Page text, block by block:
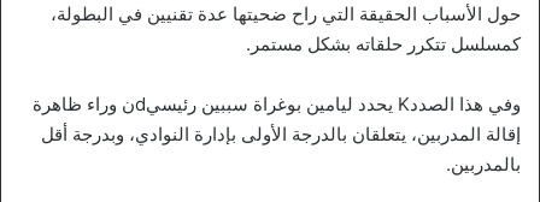
حول الأسباب الحقيقة التي راح ضحيتها عدة تقنيين في البطولة،
كمسلسل تتكرر حلقاته بشكل مستمر.
وفي هذا الصددK يحدد ليامين بوغراة سببين رئيسيdن وراء ظاهرة
إقالة المدربين، يتعلقان بالدرجة الأولى بإدارة النوادي، وبدرجة أقل
بالمدربين.